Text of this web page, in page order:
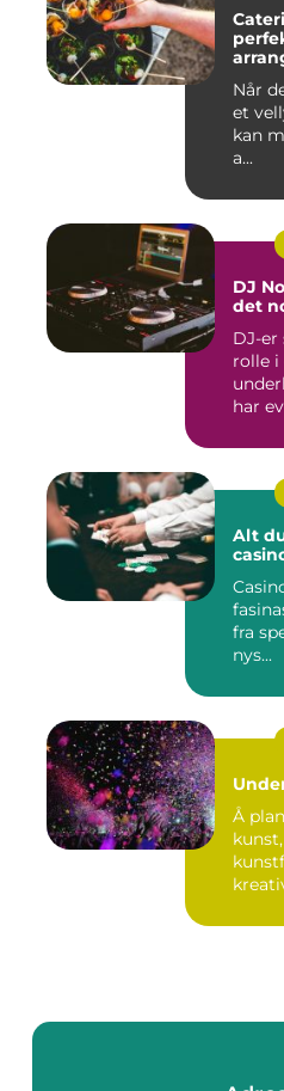
Når
et
kan
a...
DJ
det
DJ-er
rolle i
har
Alt
fra
nys...
Å